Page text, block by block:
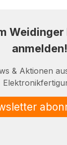
anmelden!
& Aktionen